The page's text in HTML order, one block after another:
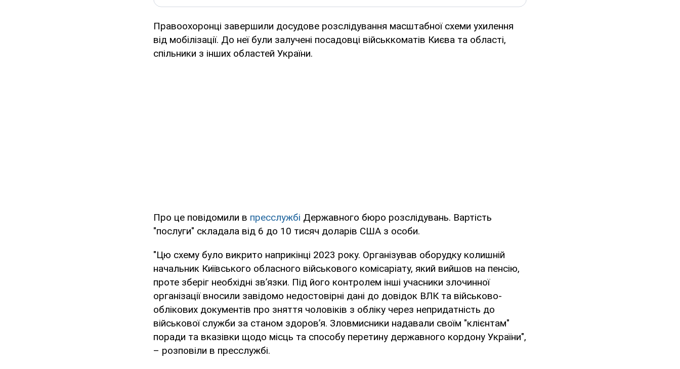
Правоохоронці завершили досудове розслідування масштабної схеми ухилення
від мобілізації. До неї були залучені посадовці військкоматів Києва та області,
спільники з інших областей України.
Про це повідомили в пресслужбі Державного бюро розслідувань. Вартість
"послуги" складала від 6 до 10 тисяч доларів США з особи.
"Цю схему було викрито наприкінці 2023 року. Організував оборудку колишній
начальник Київського обласного військового комісаріату, який вийшов на пенсію,
проте зберіг необхідні зв’язки. Під його контролем інші учасники злочинної
організації вносили завідомо недостовірні дані до довідок ВЛК та військово-
облікових документів про зняття чоловіків з обліку через непридатність до
військової служби за станом здоров’я. Зловмисники надавали своїм "клієнтам"
поради та вказівки щодо місць та способу перетину державного кордону України",
– розповіли в пресслужбі.